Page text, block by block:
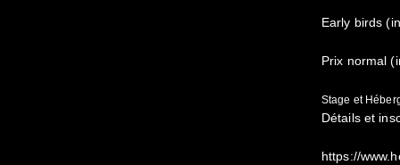
Early birds
Prix normal
Stage et
Détails et
https://